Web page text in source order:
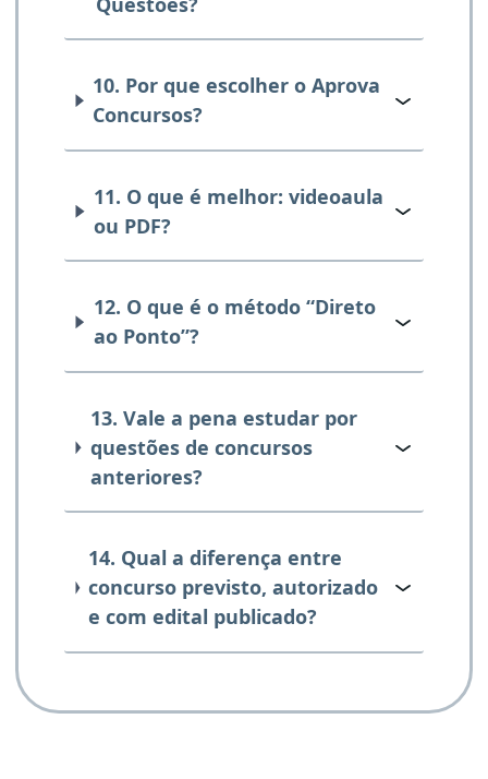
10. Por que escolher o Aprova
Concursos?
11. O que é melhor: videoaula
ou PDF?
12. O que é o método “Direto
ao Ponto”?
13. Vale a pena estudar por
questões de concursos
anteriores?
14. Qual a diferença entre
concurso previsto, autorizado
e com edital publicado?